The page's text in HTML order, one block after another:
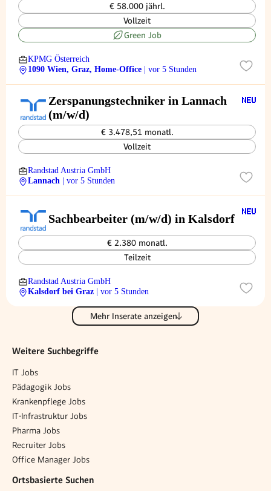
€ 58.000 jährl.
Vollzeit
Green Job
KPMG Österreich
1090 Wien, Graz, Home-Office
| vor 5 Stunden
Zerspanungstechniker in Lannach
(m/w/d)
€ 3.478,51 monatl.
Vollzeit
Randstad Austria GmbH
Lannach
| vor 5 Stunden
Sachbearbeiter (m/w/d) in Kalsdorf
€ 2.380 monatl.
Teilzeit
Randstad Austria GmbH
Kalsdorf bei Graz
| vor 5 Stunden
Mehr Inserate anzeigen
Weitere Suchbegriffe
IT Jobs
Pädagogik Jobs
Krankenpflege Jobs
IT-Infrastruktur Jobs
Pharma Jobs
Recruiter Jobs
Office Manager Jobs
Ortsbasierte Suchen